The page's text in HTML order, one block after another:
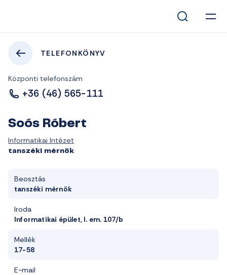
TELEFONKÖNYV
Központi telefonszám
+36 (46) 565-111
Soós Róbert
Informatikai Intézet
tanszéki mérnök
Beosztás
tanszéki mérnök
Iroda
Informatikai épület, I. em. 107/b
Mellék
17-58
E-mail